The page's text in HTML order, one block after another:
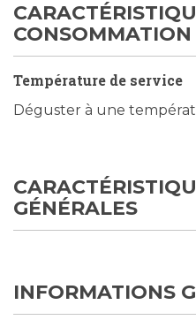
CONSOMMATION
Température de service
Déguster à une
GÉNÉRALES
INFORMATIONS